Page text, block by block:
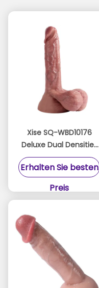
Xise SQ-WBD10176
Deluxe Dual Densities
Silikon Penis 24cm Tan
Haut Berührung für
Frau
Erhalten Sie besten
Preis